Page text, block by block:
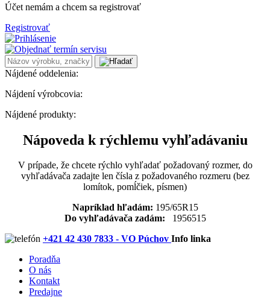
Účet nemám a chcem sa registrovať
Registrovať
Nájdené oddelenia:
Nájdení výrobcovia:
Nájdené produkty:
Nápoveda k rýchlemu vyhľadávaniu
V prípade, že chcete rýchlo vyhľadať požadovaný rozmer, do
vyhľadávača zadajte len čísla z požadovaného rozmeru (bez
lomítok, pomĺčiek, písmen)
Napríklad hľadám: 195/65R15
Do vyhľadávača zadám: 1956515
+421 42 430 7833 - VO Púchov Info linka
Poradňa
O nás
Kontakt
Predajne